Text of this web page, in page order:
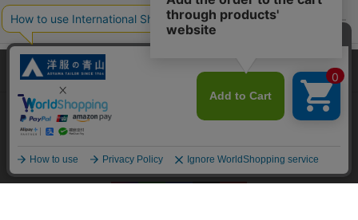
ポリシー・企業情報
オーダースーツなら SHITATE
OFFICIAL SNS
当サイトでは、快適な閲覧体験とコンテンツ改善のためにCookieを使用
しています。閲覧を続けることで、Cookieの使用に同意したものとみな
します。詳細については
同意して閉じる